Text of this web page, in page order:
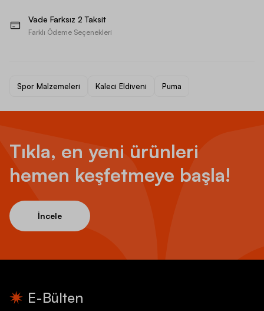
Vade Farksız 2 Taksit
Farklı Ödeme Seçenekleri
Spor Malzemeleri Kaleci Eldiveni Puma
Tıkla, en yeni ürünleri
hemen keşfetmeye başla!
İncele
E-Bülten